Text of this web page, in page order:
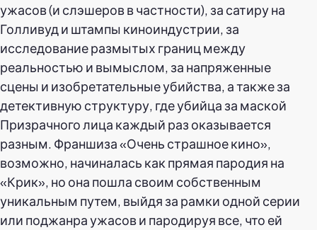
ужасов (и слэшеров в частности), за сатиру на
Голливуд и штампы киноиндустрии, за
исследование размытых границ между
реальностью и вымыслом, за напряженные
сцены и изобретательные убийства, а также за
детективную структуру, где убийца за маской
Призрачного лица каждый раз оказывается
разным. Франшиза «Очень страшное кино»,
возможно, начиналась как прямая пародия на
«Крик», но она пошла своим собственным
уникальным путем, выйдя за рамки одной серии
или поджанра ужасов и пародируя все, что ей